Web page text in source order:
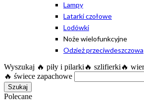
Lampy
Latarki czołowe
Lodówki
Noże wielofunkcyjne
Odzież przeciwdeszczowa
Wyszukaj 🔥 piły i pilarki 🔥 szlifierki 🔥
🔥 świece zapachowe
Szukaj
Polecane